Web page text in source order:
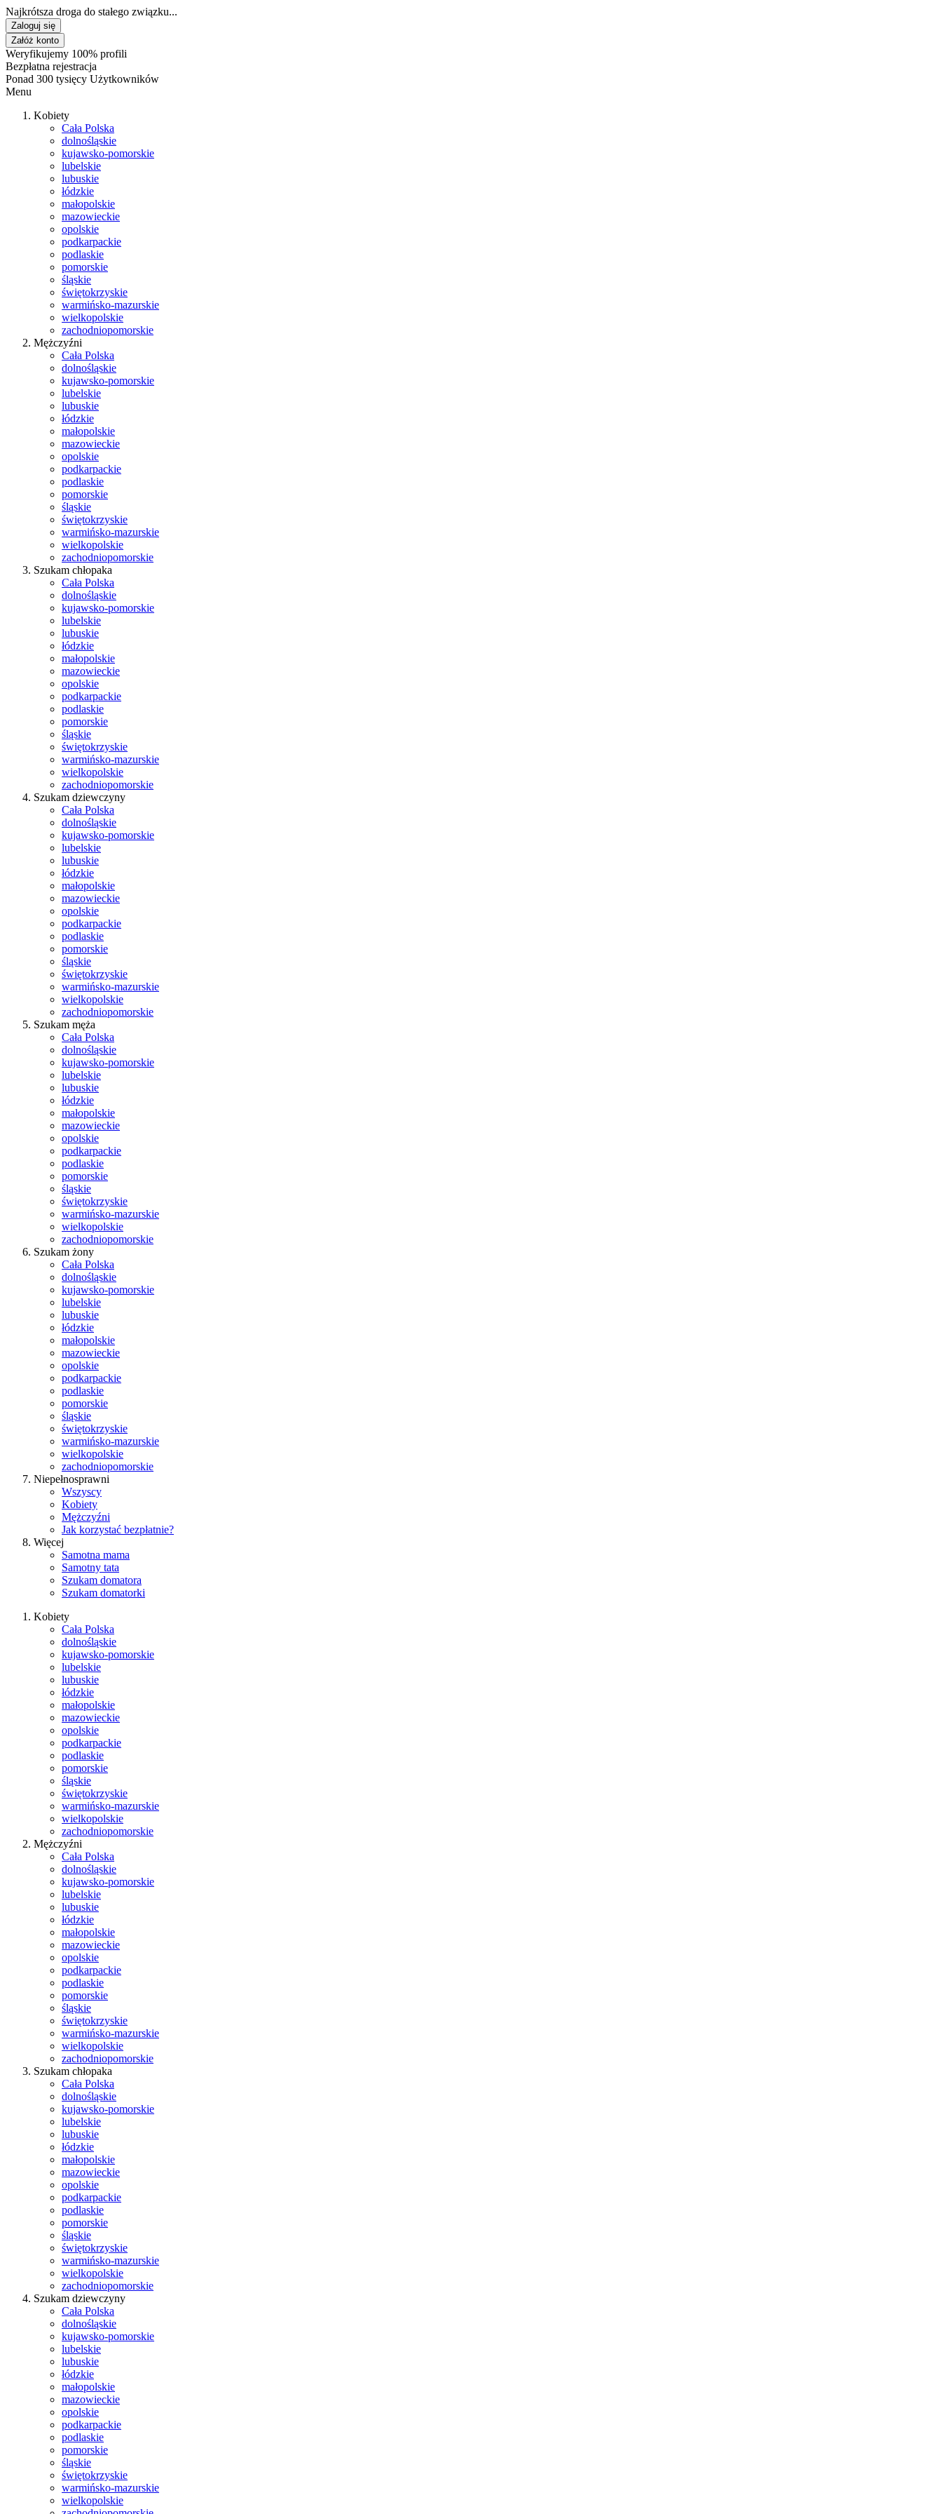
Najkrótsza droga do stałego związku...
Zaloguj się
Załóż konto
Weryfikujemy 100% profili
Bezpłatna rejestracja
Ponad 300 tysięcy Użytkowników
Menu
Kobiety
Cała Polska
dolnośląskie
kujawsko-pomorskie
lubelskie
lubuskie
łódzkie
małopolskie
mazowieckie
opolskie
podkarpackie
podlaskie
pomorskie
śląskie
świętokrzyskie
warmińsko-mazurskie
wielkopolskie
zachodniopomorskie
Mężczyźni
Cała Polska
dolnośląskie
kujawsko-pomorskie
lubelskie
lubuskie
łódzkie
małopolskie
mazowieckie
opolskie
podkarpackie
podlaskie
pomorskie
śląskie
świętokrzyskie
warmińsko-mazurskie
wielkopolskie
zachodniopomorskie
Szukam chłopaka
Cała Polska
dolnośląskie
kujawsko-pomorskie
lubelskie
lubuskie
łódzkie
małopolskie
mazowieckie
opolskie
podkarpackie
podlaskie
pomorskie
śląskie
świętokrzyskie
warmińsko-mazurskie
wielkopolskie
zachodniopomorskie
Szukam dziewczyny
Cała Polska
dolnośląskie
kujawsko-pomorskie
lubelskie
lubuskie
łódzkie
małopolskie
mazowieckie
opolskie
podkarpackie
podlaskie
pomorskie
śląskie
świętokrzyskie
warmińsko-mazurskie
wielkopolskie
zachodniopomorskie
Szukam męża
Cała Polska
dolnośląskie
kujawsko-pomorskie
lubelskie
lubuskie
łódzkie
małopolskie
mazowieckie
opolskie
podkarpackie
podlaskie
pomorskie
śląskie
świętokrzyskie
warmińsko-mazurskie
wielkopolskie
zachodniopomorskie
Szukam żony
Cała Polska
dolnośląskie
kujawsko-pomorskie
lubelskie
lubuskie
łódzkie
małopolskie
mazowieckie
opolskie
podkarpackie
podlaskie
pomorskie
śląskie
świętokrzyskie
warmińsko-mazurskie
wielkopolskie
zachodniopomorskie
Niepełnosprawni
Wszyscy
Kobiety
Mężczyźni
Jak korzystać bezpłatnie?
Więcej
Samotna mama
Samotny tata
Szukam domatora
Szukam domatorki
Kobiety
Cała Polska
dolnośląskie
kujawsko-pomorskie
lubelskie
lubuskie
łódzkie
małopolskie
mazowieckie
opolskie
podkarpackie
podlaskie
pomorskie
śląskie
świętokrzyskie
warmińsko-mazurskie
wielkopolskie
zachodniopomorskie
Mężczyźni
Cała Polska
dolnośląskie
kujawsko-pomorskie
lubelskie
lubuskie
łódzkie
małopolskie
mazowieckie
opolskie
podkarpackie
podlaskie
pomorskie
śląskie
świętokrzyskie
warmińsko-mazurskie
wielkopolskie
zachodniopomorskie
Szukam chłopaka
Cała Polska
dolnośląskie
kujawsko-pomorskie
lubelskie
lubuskie
łódzkie
małopolskie
mazowieckie
opolskie
podkarpackie
podlaskie
pomorskie
śląskie
świętokrzyskie
warmińsko-mazurskie
wielkopolskie
zachodniopomorskie
Szukam dziewczyny
Cała Polska
dolnośląskie
kujawsko-pomorskie
lubelskie
lubuskie
łódzkie
małopolskie
mazowieckie
opolskie
podkarpackie
podlaskie
pomorskie
śląskie
świętokrzyskie
warmińsko-mazurskie
wielkopolskie